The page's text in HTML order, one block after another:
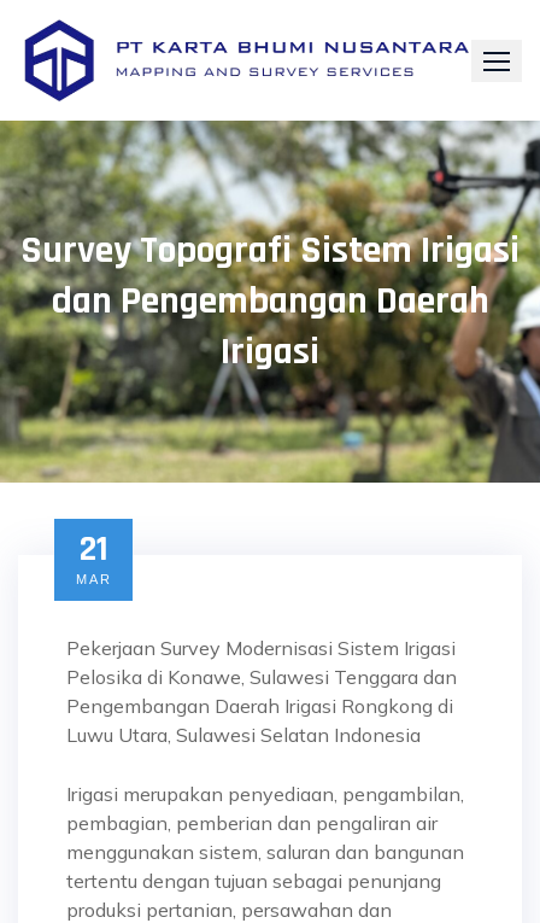
Survey Topografi Sistem Irigasi
dan Pengembangan Daerah
Irigasi
21
MAR
Pekerjaan Survey Modernisasi Sistem Irigasi
Pelosika di Konawe, Sulawesi Tenggara dan
Pengembangan Daerah Irigasi Rongkong di
Luwu Utara, Sulawesi Selatan Indonesia
Irigasi merupakan penyediaan, pengambilan,
pembagian, pemberian dan pengaliran air
menggunakan sistem, saluran dan bangunan
tertentu dengan tujuan sebagai penunjang
produksi pertanian, persawahan dan